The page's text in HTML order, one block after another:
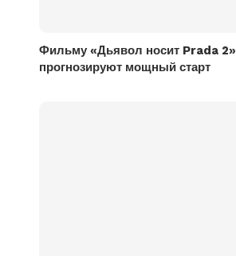
Фильму «Дьявол носит Prada 2»
прогнозируют мощный старт